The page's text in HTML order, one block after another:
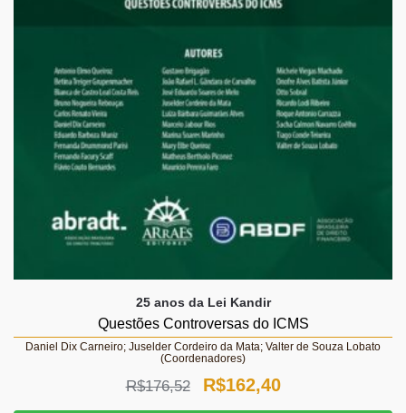
25 anos da Lei Kandir
Questões Controversas do ICMS
Daniel Dix Carneiro; Juselder Cordeiro da Mata; Valter de Souza Lobato
(Coordenadores)
R$176,52
O
R$162,40O